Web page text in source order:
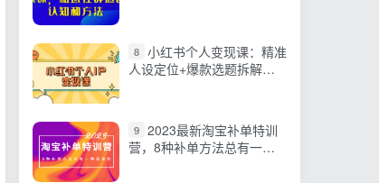
8 小红书个人变现课：精准
人设定位+爆款选题拆解，
9 2023最新淘宝补单特训
营，8种补单方法总有一种